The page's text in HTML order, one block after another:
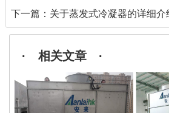
下一篇： 关于蒸发式冷凝器的详细介
· 相关文章 ·